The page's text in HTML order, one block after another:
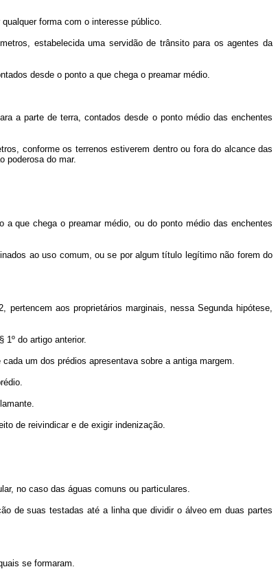
forma com o interesse público.
estabelecida uma servidão de trânsito para os agentes da
desde o ponto a que chega o preamar médio.
a parte de terra, contados desde o ponto médio das enchentes
conforme os terrenos estiverem dentro ou fora do alcance das
poderosa do mar.
que chega o preamar médio, ou do ponto médio das enchentes
ao uso comum, ou se por algum título legítimo não forem do
aos proprietários marginais, nessa Segunda hipótese,
do artigo anterior.
um dos prédios apresentava sobre a antiga margem.
de reivindicar e de exigir indenização.
no caso das águas comuns ou particulares.
de suas testadas até a linha que dividir o álveo em duas partes
se formaram.